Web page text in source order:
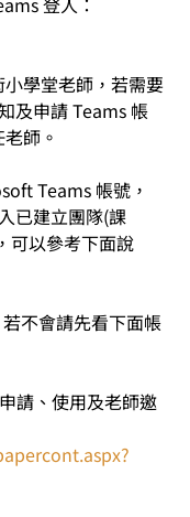
小學堂老師，若需要
及申請 Teams 帳
師。
Teams 帳號，
已建立團隊(課
可以參考下面說
不會請先看下面帳
請、使用及老師邀